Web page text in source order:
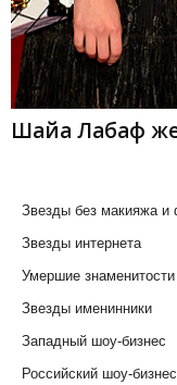
Шайа Лабаф
Звезды без макияжа и
Звезды интернета
Умершие знаменитости
Звезды именинники
Западный шоу-бизнес
Российский шоу-бизнес